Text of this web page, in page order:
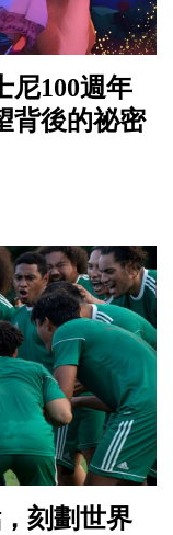
尼100週年
背後的祕密
刻劃世界